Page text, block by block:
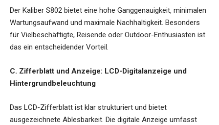
Der Kaliber S802 bietet eine hohe Ganggenauigkeit, minimalen
Wartungsaufwand und maximale Nachhaltigkeit. Besonders
für Vielbeschäftigte, Reisende oder Outdoor-Enthusiasten ist
das ein entscheidender Vorteil.
C. Zifferblatt und Anzeige: LCD-Digitalanzeige und
Hintergrundbeleuchtung
Das LCD-Zifferblatt ist klar strukturiert und bietet
ausgezeichnete Ablesbarkeit. Die digitale Anzeige umfasst